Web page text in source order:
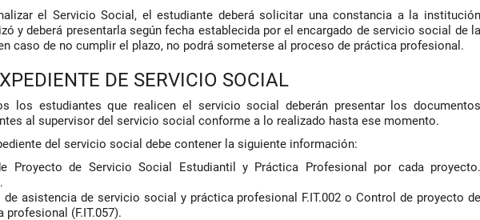
el Servicio Social, el estudiante deberá solicitar una constancia a la institución
y deberá presentarla según fecha establecida por el encargado de servicio social de la
caso de no cumplir el plazo, no podrá someterse al proceso de práctica profesional.
DE SERVICIO SOCIAL
los estudiantes que realicen el servicio social deberán presentar los documentos
al supervisor del servicio social conforme a lo realizado hasta ese momento.
del servicio social debe contener la siguiente información:
Proyecto de Servicio Social Estudiantil y Práctica Profesional por cada proyecto.
de asistencia de servicio social y práctica profesional F.IT.002 o Control de proyecto de
profesional (F.IT.057).